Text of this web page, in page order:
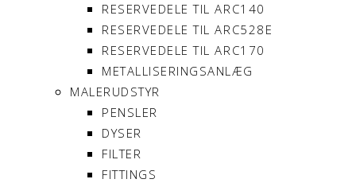
RESERVEDELE TIL ARC140
RESERVEDELE TIL ARC528E
RESERVEDELE TIL ARC170
METALLISERINGSANLÆG
MALERUDSTYR
PENSLER
DYSER
FILTER
FITTINGS